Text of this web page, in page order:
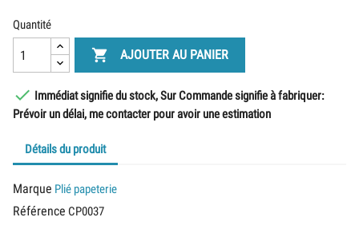
Quantité
 AJOUTER AU PANIER
 Immédiat signifie du stock, Sur Commande signifie à fabriquer:
Prévoir un délai, me contacter pour avoir une estimation
Détails du produit
Marque Plié papeterie
Référence CP0037